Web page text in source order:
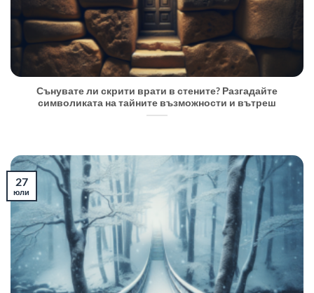
Сънувате ли скрити врати в стените? Разгадайте
символиката на тайните възможности и вътреш
27
юли